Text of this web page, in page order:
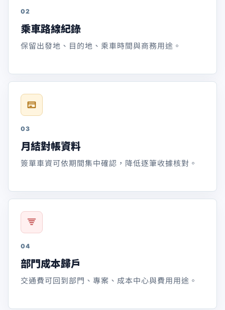
02
乘車路線紀錄
保留出發地、目的地、乘車時間與商務用途。
03
月結對帳資料
簽單車資可依期間集中確認，降低逐筆收據核對。
04
部門成本歸戶
交通費可回到部門、專案、成本中心與費用用途。